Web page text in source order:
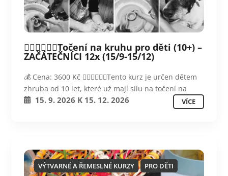
💁‍♀️💁‍♀️💁‍♀️Točení na kruhu pro děti (10+) –
ZAČÁTEČNÍCI 12x (15/9-15/12)
💰 Cena: 3600 Kč 💁‍♀️💁‍♀️💁‍♀️Tento kurz je určen dětem
zhruba od 10 let, které už mají sílu na točení na
15. 9. 2026 K 15. 12. 2026 VÍCE
VÝTVARNÉ A ŘEMESLNÉ KURZY PRO DĚTI